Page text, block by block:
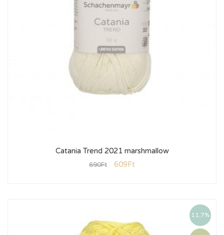
Catania Trend 2021 marshmallow
690Ft 609Ft
11.7%